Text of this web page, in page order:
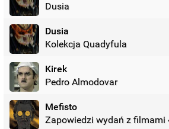
Dusia
Dusia
Kolekcja Quadyfula
Kirek
Pedro Almodovar
Mefisto